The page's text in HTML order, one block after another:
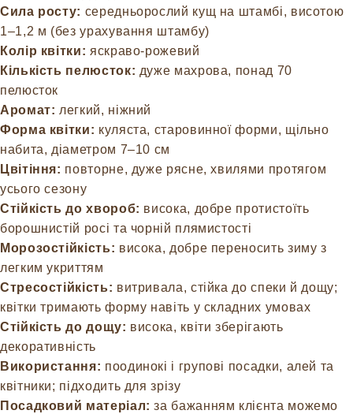
Сила росту: середньорослий кущ на штамбі, висотою
1–1,2 м (без урахування штамбу)
Колір квітки: яскраво-рожевий
Кількість пелюсток: дуже махрова, понад 70
пелюсток
Аромат: легкий, ніжний
Форма квітки: куляста, старовинної форми, щільно
набита, діаметром 7–10 см
Цвітіння: повторне, дуже рясне, хвилями протягом
усього сезону
Стійкість до хвороб: висока, добре протистоїть
борошнистій росі та чорній плямистості
Морозостійкість: висока, добре переносить зиму з
легким укриттям
Стресостійкість: витривала, стійка до спеки й дощу;
квітки тримають форму навіть у складних умовах
Стійкість до дощу: висока, квіти зберігають
декоративність
Використання: поодинокі і групові посадки, алей та
квітники; підходить для зрізу
Посадковий матеріал: за бажанням клієнта можемо